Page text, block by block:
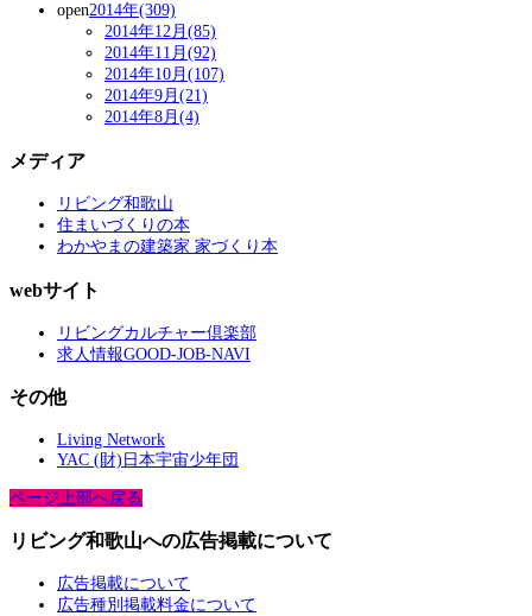
open2014年(309)
2014年12月(85)
2014年11月(92)
2014年10月(107)
2014年9月(21)
2014年8月(4)
メディア
リビング和歌山
住まいづくりの本
わかやまの建築家 家づくり本
webサイト
リビングカルチャー倶楽部
求人情報GOOD-JOB-NAVI
その他
Living Network
YAC (財)日本宇宙少年団
ページ上部へ戻る
リビング和歌山への広告掲載について
広告掲載について
広告種別掲載料金について